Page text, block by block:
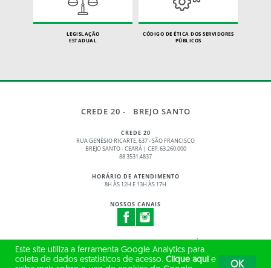
LEGISLAÇÃO
ESTADUAL
CÓDIGO DE ÉTICA DOS SERVIDORES
PÚBLICOS
CREDE 20 - BREJO SANTO
CREDE 20
RUA GENÉSIO RICARTE, 637 - SÃO FRANCISCO
BREJO SANTO - CEARÁ | CEP: 63.260.000
88 3531.4837
HORÁRIO DE ATENDIMENTO
8H ÀS 12H E 13H ÀS 17H
NOSSOS CANAIS
© 2017 - 2026 – GOVERNO DO ESTADO DO CEARÁ
TODOS OS DIREITOS RESERVADOS
Este site utiliza a ferramenta Google Analytics para
coleta de dados estatísticos de acesso. Clique aqui e
OK